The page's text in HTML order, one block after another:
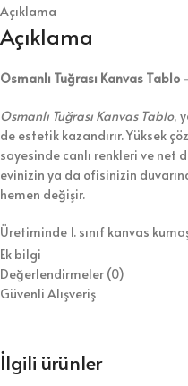
Açıklama
Açıklama
Osmanlı Tuğrası Kanvas Tablo
Osmanlı Tuğrası Kanvas Tablo,
de estetik kazandırır. Yüksek
sayesinde canlı renkleri ve net
evinizin ya da ofisinizin
hemen değişir.
Üretiminde 1. sınıf kanvas
kullanıyoruz. Bununla birlikte,
hem temizlik kolaylığı hem de
asılmaya hazır şekilde
⭐ Tablo Ürün
Ek bilgi
Değerlendirmeler (0)
Güvenli Alışveriş
İlgili ürünler